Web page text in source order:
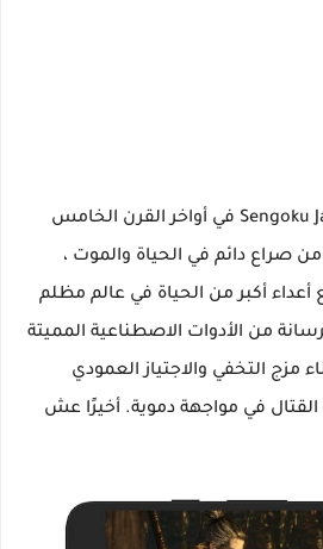
يمكنك استكشاف Sengoku Japan في أواخر القرن الخامس
صراع دائم في الحياة والموت ،
أكبر من الحياة في عالم مظلم
من الأدوات الاصطناعية المميتة
مزج التخفي والاجتياز العمودي
في مواجهة دموية. أخيرًا عش